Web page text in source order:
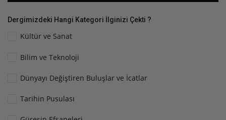
Dergimizdeki Hangi Kategori İlginizi Çekti ?
Kültür ve Sanat
Bilim ve Teknoloji
Dünyayı Değiştiren Buluşlar ve İcatlar
Tarihin Pusulası